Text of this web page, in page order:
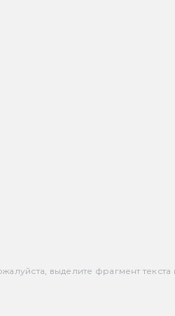
выделите фрагмент